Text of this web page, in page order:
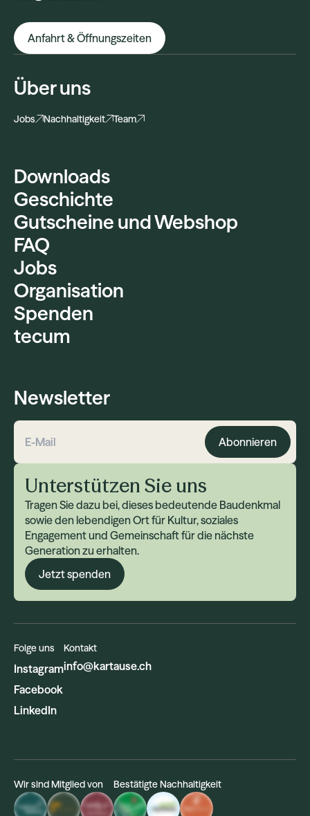
Anfahrt & Öffnungszeiten
Über uns
Jobs Nachhaltigkeit Team
Downloads
Geschichte
Gutscheine und Webshop
FAQ
Jobs
Organisation
Spenden
tecum
Newsletter
E-Mail-Adresse Abonnieren
Unterstützen Sie uns
Tragen Sie dazu bei, dieses bedeutende Baudenkmal
sowie den lebendigen Ort für Kultur, soziales
Engagement und Gemeinschaft für die nächste
Generation zu erhalten.
Jetzt spenden
Folge uns
Instagram
Facebook
LinkedIn
Kontakt
info@kartause.ch
Wir sind Mitglied von Bestätigte Nachhaltigkeit